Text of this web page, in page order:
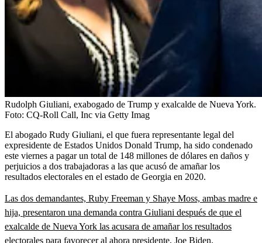
Rudolph Giuliani, exabogado de Trump y exalcalde de Nueva York.
Foto: CQ-Roll Call, Inc via Getty Imag
El abogado Rudy Giuliani, el que fuera representante legal del
expresidente de Estados Unidos Donald Trump, ha sido condenado
este viernes a pagar un total de 148 millones de dólares en daños y
perjuicios a dos trabajadoras a las que acusó de amañar los
resultados electorales en el estado de Georgia en 2020.
Las dos demandantes, Ruby Freeman y Shaye Moss, ambas madre e
hija, presentaron una demanda contra Giuliani después de que el
exalcalde de Nueva York las acusara de amañar los resultados
electorales para favorecer al ahora presidente, Joe Biden.